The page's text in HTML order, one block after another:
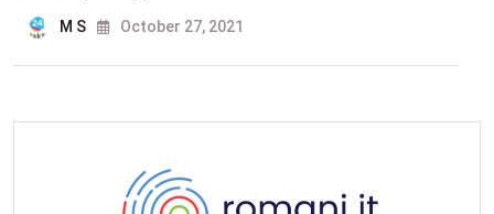
M S October 27, 2021